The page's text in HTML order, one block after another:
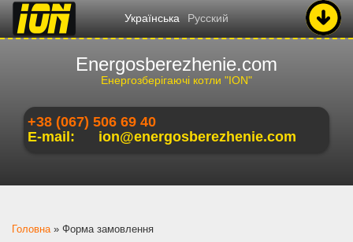
Українська Русский
Energosberezhenie.com
Енергозберігаючі котли "ION"
+38 (067) 506 69 40
E-mail:
ion@energosberezhenie.com
Ви є тут
Головна» Форма замовлення